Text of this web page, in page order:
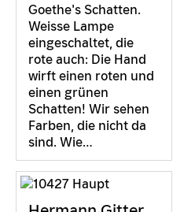
Goethe's Schatten.
Weisse Lampe
eingeschaltet, die
rote auch: Die Hand
wirft einen roten und
einen grünen
Schatten! Wir sehen
Farben, die nicht da
sind. Wie…